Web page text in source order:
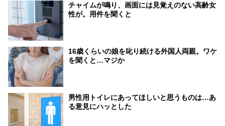
チャイムが鳴り、画面には見覚えのない高齢女
性が。用件を聞くと
16歳くらいの娘を叱り続ける外国人両親。ワケ
を聞くと…マジか
男性用トイレにあってほしいと思うものは…あ
る意見にハッとした